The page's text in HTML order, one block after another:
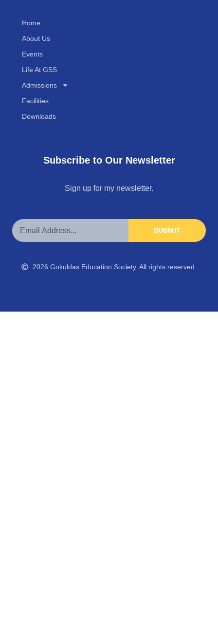
Home
About Us
Events
Life At GSS
Admissions
Facilities
Downloads
Subscribe to Our Newsletter
Sign up for my newsletter.
SUBMIT
2026 Gokuldas Education Society. All rights reserved.